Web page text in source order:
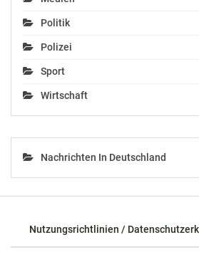
Politik
Polizei
Sport
Wirtschaft
Nachrichten In Deutschland
Nutzungsrichtlinien /